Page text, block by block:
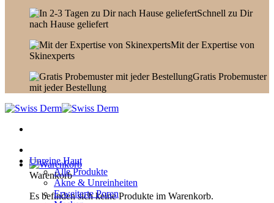
Schnell zu Dir
nach Hause geliefert
Mit der Expertise von
Skinexperts
Gratis Probemuster
mit jeder Bestellung
Warenkorb
Es befinden sich keine Produkte im Warenkorb.
Unreine Haut
Alle Produkte
Akne & Unreinheiten
Erweiterte Poren